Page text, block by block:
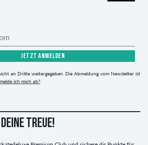
JETZT ANMELDEN
an Dritte weitergegeben. Die Abmeldung vom Newsletter ist
ich mich ab?
TREUE!